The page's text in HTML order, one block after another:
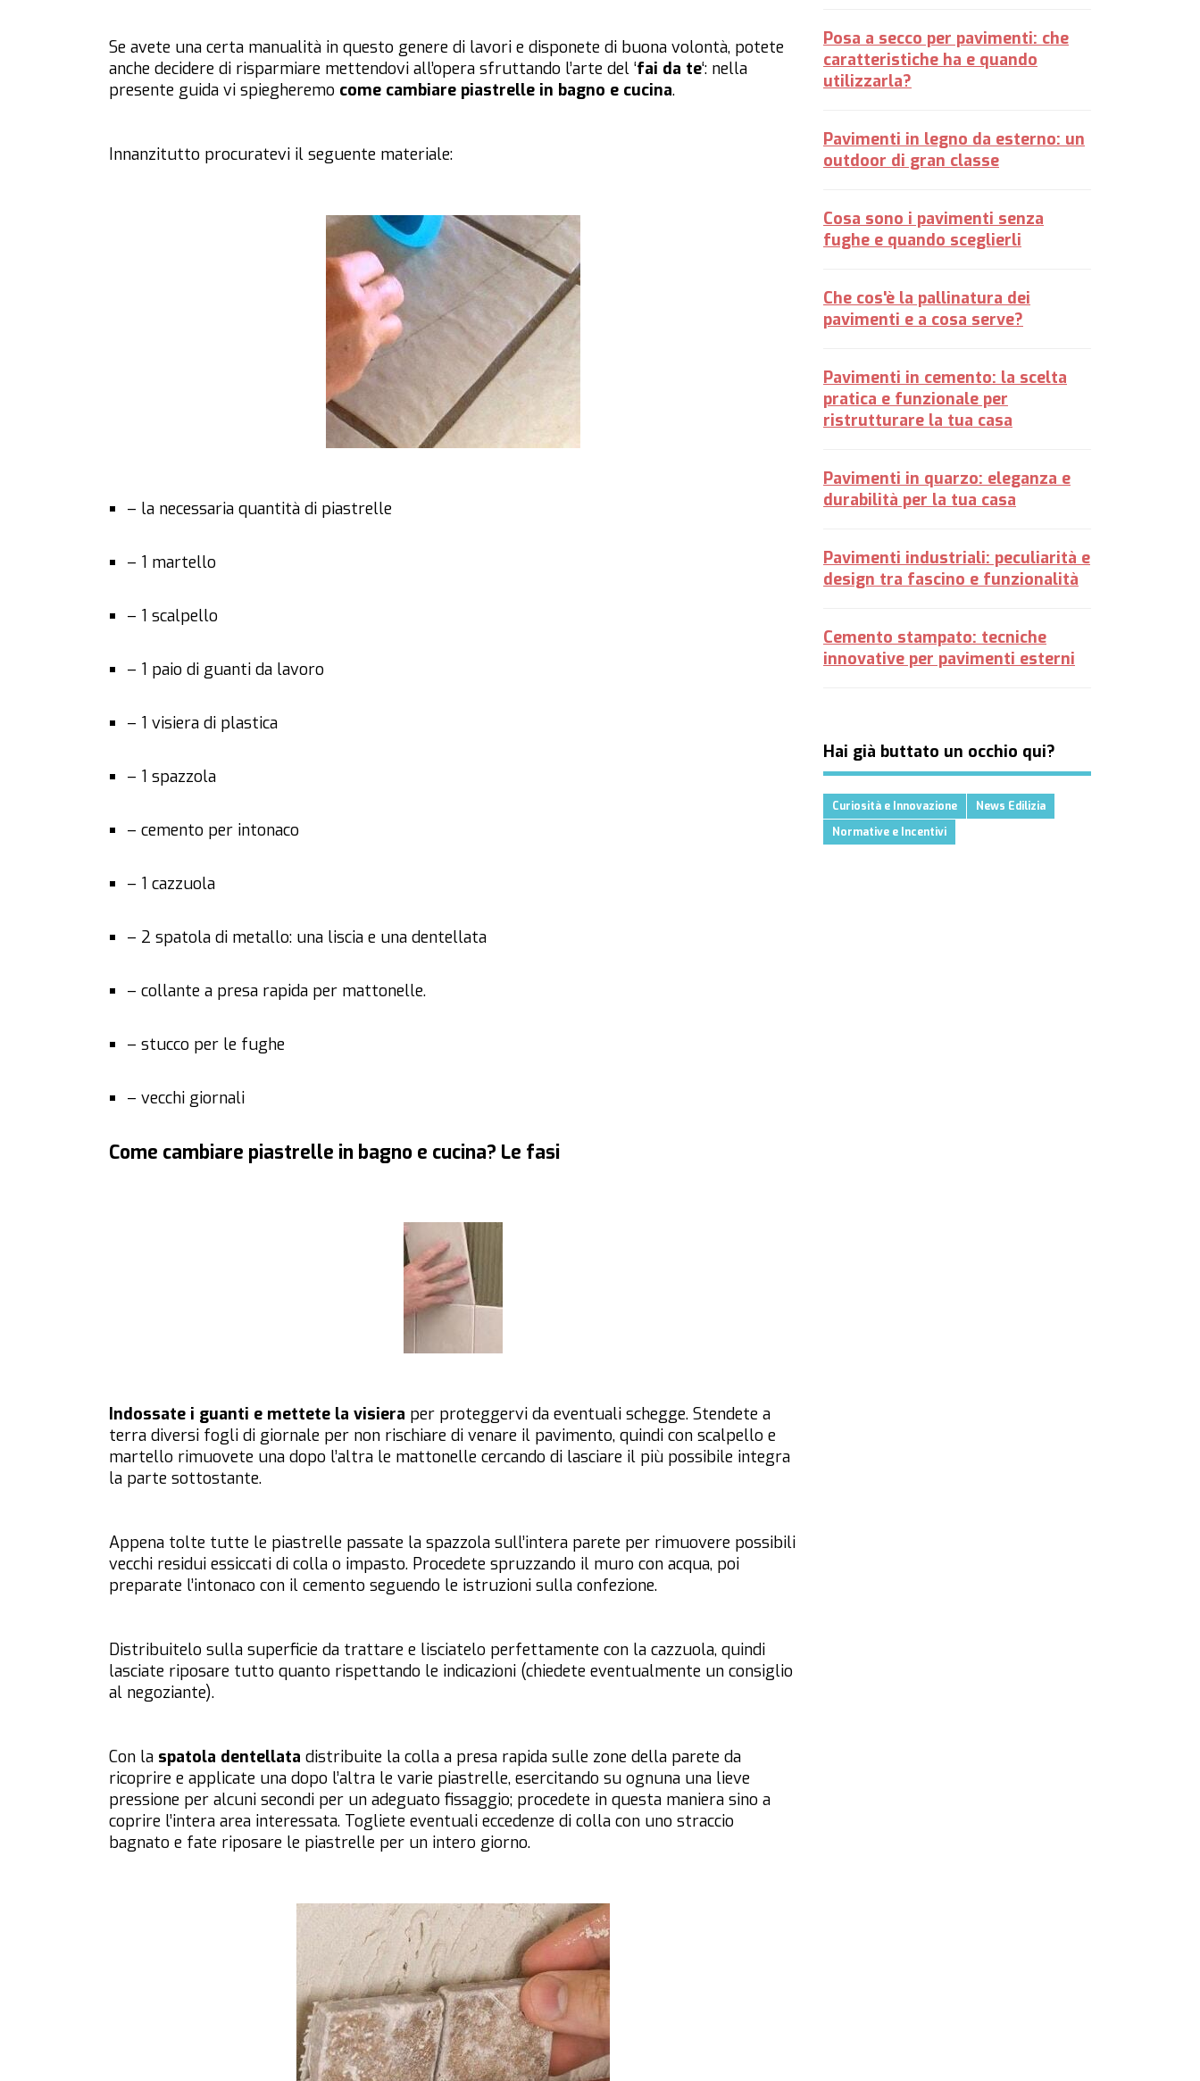
Se avete una certa manualità in questo genere di lavori e disponete di buona volontà, potete
anche decidere di risparmiare mettendovi all’opera sfruttando l’arte del ‘fai da te‘: nella
presente guida vi spiegheremo come cambiare piastrelle in bagno e cucina.
Innanzitutto procuratevi il seguente materiale:
– la necessaria quantità di piastrelle
– 1 martello
– 1 scalpello
– 1 paio di guanti da lavoro
– 1 visiera di plastica
– 1 spazzola
– cemento per intonaco
– 1 cazzuola
– 2 spatola di metallo: una liscia e una dentellata
– collante a presa rapida per mattonelle.
– stucco per le fughe
– vecchi giornali
Come cambiare piastrelle in bagno e cucina? Le fasi
Indossate i guanti e mettete la visiera per proteggervi da eventuali schegge. Stendete a
terra diversi fogli di giornale per non rischiare di venare il pavimento, quindi con scalpello e
martello rimuovete una dopo l’altra le mattonelle cercando di lasciare il più possibile integra
la parte sottostante.
Appena tolte tutte le piastrelle passate la spazzola sull’intera parete per rimuovere possibili
vecchi residui essiccati di colla o impasto. Procedete spruzzando il muro con acqua, poi
preparate l’intonaco con il cemento seguendo le istruzioni sulla confezione.
Distribuitelo sulla superficie da trattare e lisciatelo perfettamente con la cazzuola, quindi
lasciate riposare tutto quanto rispettando le indicazioni (chiedete eventualmente un consiglio
al negoziante).
Con la spatola dentellata distribuite la colla a presa rapida sulle zone della parete da
ricoprire e applicate una dopo l’altra le varie piastrelle, esercitando su ognuna una lieve
pressione per alcuni secondi per un adeguato fissaggio; procedete in questa maniera sino a
coprire l’intera area interessata. Togliete eventuali eccedenze di colla con uno straccio
bagnato e fate riposare le piastrelle per un intero giorno.
Posa a secco per pavimenti: che
caratteristiche ha e quando
utilizzarla?
Pavimenti in legno da esterno: un
outdoor di gran classe
Cosa sono i pavimenti senza
fughe e quando sceglierli
Che cos'è la pallinatura dei
pavimenti e a cosa serve?
Pavimenti in cemento: la scelta
pratica e funzionale per
ristrutturare la tua casa
Pavimenti in quarzo: eleganza e
durabilità per la tua casa
Pavimenti industriali: peculiarità e
design tra fascino e funzionalità
Cemento stampato: tecniche
innovative per pavimenti esterni
Hai già buttato un occhio qui?
Curiosità e Innovazione
News Edilizia
Normative e Incentivi